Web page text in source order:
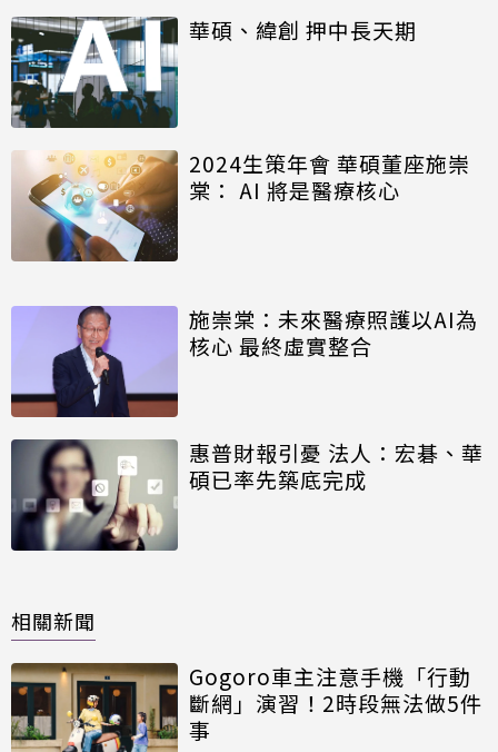
華碩、緯創 押中長天期
2024生策年會 華碩董座施崇
棠： AI 將是醫療核心
施崇棠：未來醫療照護以AI為
核心 最終虛實整合
惠普財報引憂 法人：宏碁、華
碩已率先築底完成
相關新聞
Gogoro車主注意手機「行動
斷網」演習！2時段無法做5件
事